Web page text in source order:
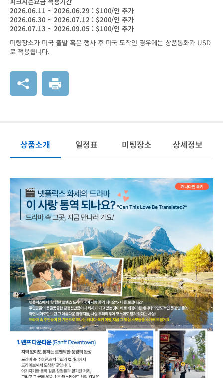
2026.06.11 ~ 2026.06.29 : $100/인 추가
2026.06.30 ~ 2026.07.12 : $200/인 추가
2026.07.13 ~ 2026.09.05 : $100/인 추가
미팅장소가 미국 출발 혹은 행사 후 미국 도착인 경우에는 상품통화가 USD
로 적용됩니다.
상품소개 일정표 미팅장소 상세정보